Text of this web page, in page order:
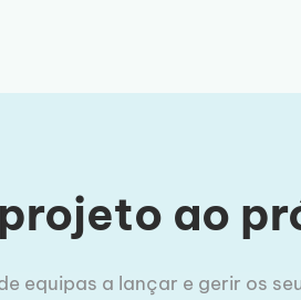
ao
equipas a lançar e gerir os